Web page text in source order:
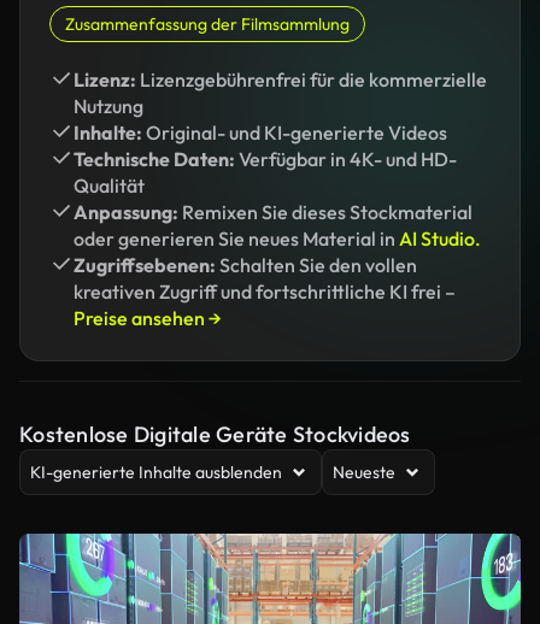
Zusammenfassung der Filmsammlung
Lizenz: Lizenzgebührenfrei für die kommerzielle
Nutzung
Inhalte: Original- und KI-generierte Videos
Technische Daten: Verfügbar in 4K- und HD-
Qualität
Anpassung: Remixen Sie dieses Stockmaterial
oder generieren Sie neues Material in AI Studio.
Zugriffsebenen: Schalten Sie den vollen
kreativen Zugriff und fortschrittliche KI frei –
Preise ansehen →
Kostenlose Digitale Geräte Stockvideos
KI-generierte Inhalte ausblenden Neueste